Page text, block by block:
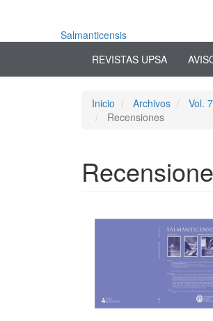
Contenido
lateral
Salmanticensis
REVISTAS UPSA
Inicio Archivos
Vol.
Recensiones
Barra